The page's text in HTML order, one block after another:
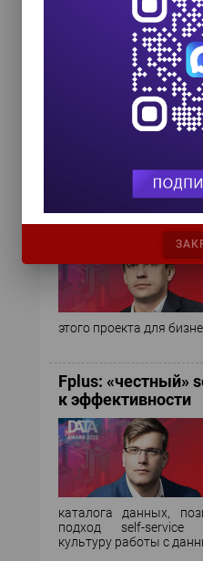
критичных
результатах.
Банк «Санкт-
платформа
Lakehouse
этого проекта для
Fplus: «честный»
к эффективности
каталога данных,
подход self-service
культуру работы с